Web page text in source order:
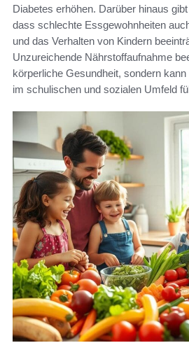
Diabetes erhöhen. Darüber hinaus
dass schlechte Essgewohnheiten
und das Verhalten von Kindern
Unzureichende Nährstoffaufnahme
körperliche Gesundheit, sondern
im schulischen und sozialen Umfeld